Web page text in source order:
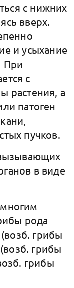
с нижних
вверх.
и усыхание
При
с
растения, а
патоген
пучков.
в виде
рода
(возб. грибы
(возб. грибы
грибы